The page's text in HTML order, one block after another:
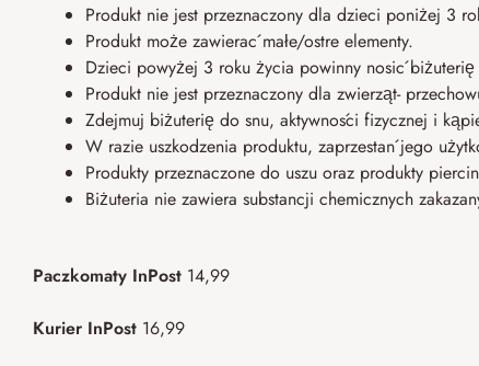
Produkt nie jest przeznaczony dla dzieci poniżej 3
Produkt może zawierać małe/ostre elementy.
Dzieci powyżej 3 roku życia powinny nosić
Produkt nie jest przeznaczony dla zwierząt-
Zdejmuj biżuterię do snu, aktywności fizycznej i
W razie uszkodzenia produktu, zaprzestań jego
Produkty przeznaczone do uszu oraz produkty
Biżuteria nie zawiera substancji chemicznych
Paczkomaty InPost 14,99
Kurier InPost 16,99